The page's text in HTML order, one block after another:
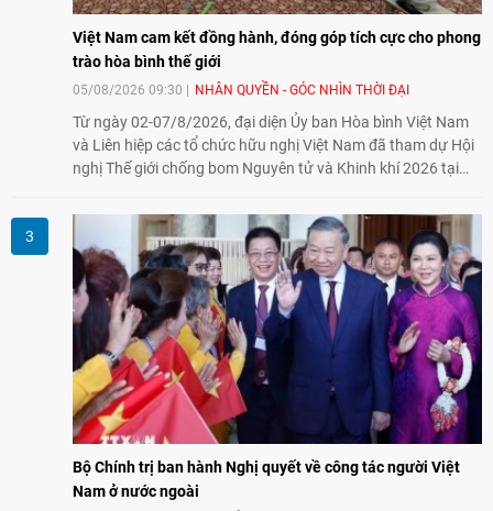
Việt Nam cam kết đồng hành, đóng góp tích cực cho phong
trào hòa bình thế giới
05/08/2026 09:30 NHÂN QUYỀN - GÓC NHÌN THỜI ĐẠI
Từ ngày 02-07/8/2026, đại diện Ủy ban Hòa bình Việt Nam
và Liên hiệp các tổ chức hữu nghị Việt Nam đã tham dự Hội
nghị Thế giới chống bom Nguyên tử và Khinh khí 2026 tại
đồng hành cùng với phong trào hoà bình của nhân dân
Nhật Bản và thế giới ủng hộ giải trừ vũ khí hạt nhân của Việt
Nam.
Bộ Chính trị ban hành Nghị quyết về công tác người Việt
Nam ở nước ngoài